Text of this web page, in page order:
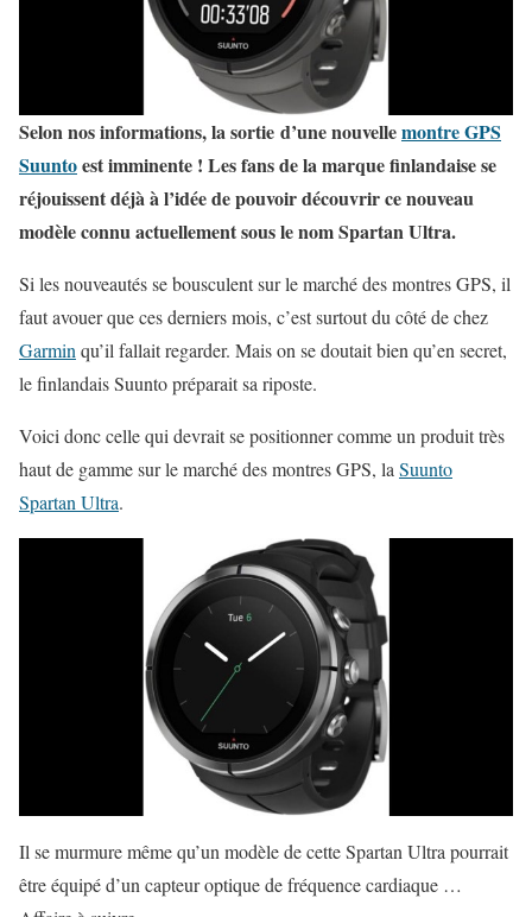
Selon nos informations, la sortie d’une nouvellemontre GPS
Suuntoest imminente ! Les fans de la marque finlandaise se
réjouissent déjà à l’idée de pouvoir découvrir ce nouveau
modèle connu actuellement sous le nom Spartan Ultra.
Si les nouveautés se bousculent sur le marché des montres GPS, il
faut avouer que ces derniers mois, c’est surtout du côté de chez
Garmin qu’il fallait regarder. Mais on se doutait bien qu’en secret,
le finlandais Suunto préparait sa riposte.
Voici donc celle qui devrait se positionner comme un produit très
haut de gamme sur le marché des montres GPS, la Suunto
Spartan Ultra.
Il se murmure même qu’un modèle de cette Spartan Ultra pourrait
être équipé d’un capteur optique de fréquence cardiaque …